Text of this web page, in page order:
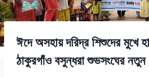
ঈদে অসহায় দরিদ্র শিশুদের মুখে
ঠাকুরগাঁও বসুন্ধরা শুভসংঘের